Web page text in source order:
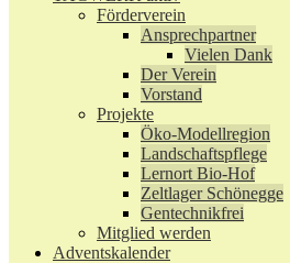
Förderverein
Ansprechpartner
Vielen Dank
Der Verein
Vorstand
Projekte
Öko-Modellregion
Landschaftspflege
Lernort Bio-Hof
Zeltlager Schönegge
Gentechnikfrei
Mitglied werden
Adventskalender